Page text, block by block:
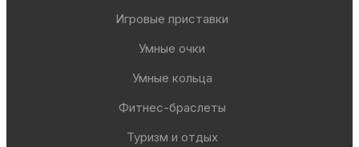
Игровые приставки
Умные очки
Умные кольца
Фитнес-браслеты
Туризм и отдых